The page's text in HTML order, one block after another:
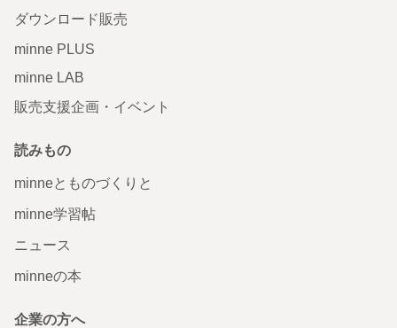
ダウンロード販売
minne PLUS
minne LAB
販売支援企画・イベント
読みもの
minneとものづくりと
minne学習帖
ニュース
minneの本
企業の方へ